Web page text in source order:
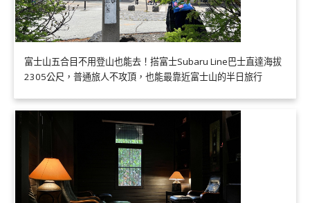
富士山五合目不用登山也能去！搭富士Subaru Line巴士直達海拔
2305公尺，普通旅人不攻頂，也能最靠近富士山的半日旅行